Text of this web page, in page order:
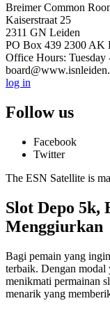
Breimer Common
Kaiserstraat 25
2311 GN Leiden
PO Box 439 2300 AK
Office Hours:
log in
Follow us
Facebook
Twitter
The ESN Satellite is
Slot Depo 5k,
Menggiurkan
Bagi pemain yang
terbaik. Dengan modal
menikmati permainan
menarik yang